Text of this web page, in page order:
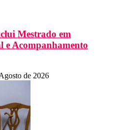
Mestrado em
e Acompanhamento
de 2026